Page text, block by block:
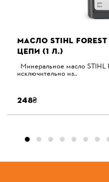
МАСЛО STIHL
ЦЕПИ (1 Л.)
Минеральное масло STIHL
исключительно из..
248₴